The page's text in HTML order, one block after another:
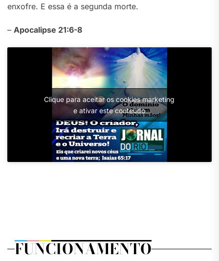
enxofre. E essa é a segunda morte.
– Apocalipse 21:6-8
Clique para aceitar os cookies marketing
e ativar este conteúdo
FUNCIONAMENTO